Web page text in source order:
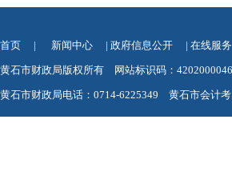
首页 | 新闻中心 | 政府信息公开 | 在线服务
黄石市财政局版权所有 网站标识码：
黄石市财政局电话：0714-6225349 黄石市会计